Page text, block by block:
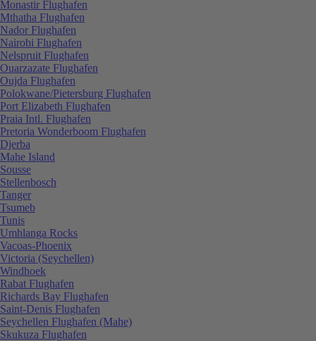
Monastir Flughafen
Mthatha Flughafen
Nador Flughafen
Nairobi Flughafen
Nelspruit Flughafen
Ouarzazate Flughafen
Oujda Flughafen
Polokwane/Pietersburg Flughafen
Port Elizabeth Flughafen
Praia Intl. Flughafen
Pretoria Wonderboom Flughafen
Djerba
Mahe Island
Sousse
Stellenbosch
Tanger
Tsumeb
Tunis
Umhlanga Rocks
Vacoas-Phoenix
Victoria (Seychellen)
Windhoek
Rabat Flughafen
Richards Bay Flughafen
Saint-Denis Flughafen
Seychellen Flughafen (Mahe)
Skukuza Flughafen